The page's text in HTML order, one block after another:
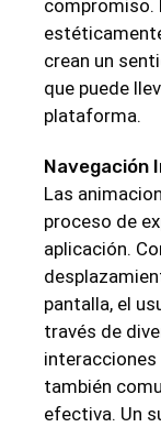
compromiso.
crean un
que puede
plataforma.
Navegación
Las
proceso de
aplicación.
pantalla, el
través de
también
efectiva. Un